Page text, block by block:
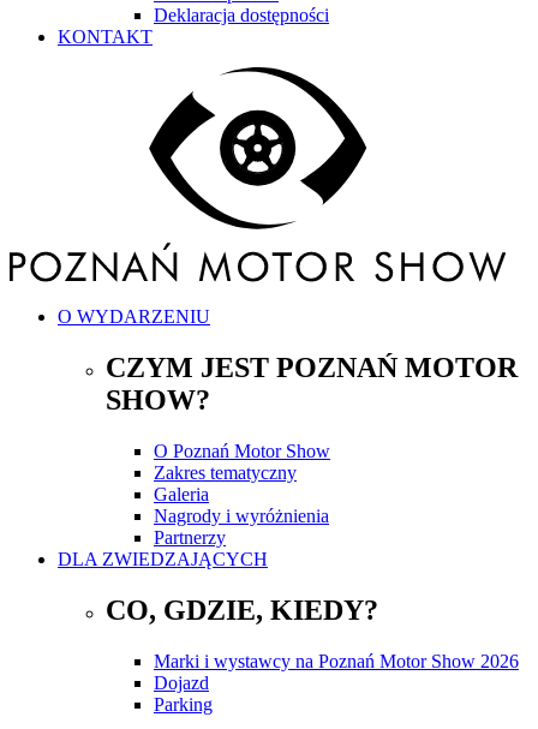
Deklaracja dostępności
KONTAKT
O WYDARZENIU
CZYM JEST POZNAŃ MOTOR
SHOW?
O Poznań Motor Show
Zakres tematyczny
Galeria
Nagrody i wyróżnienia
Partnerzy
DLA ZWIEDZAJĄCYCH
CO, GDZIE, KIEDY?
Marki i wystawcy na Poznań Motor Show 2026
Dojazd
Parking